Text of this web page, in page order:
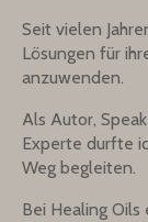
Seit vielen
Lösungen für
anzuwenden.
Als Autor,
Experte durfte
Weg begleiten.
Bei Healing